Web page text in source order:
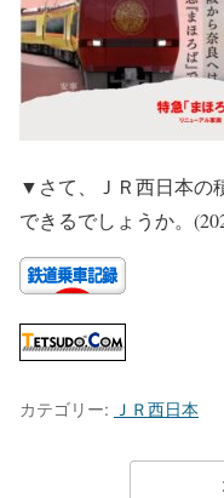
▼さて、ＪＲ西日本の
できるでしょうか。
カテゴリー: ＪＲ西日本